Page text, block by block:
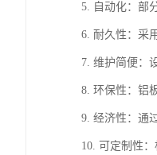
5. 自动化：部
6. 耐久性：采
7. 维护简便：
8. 环保性：铝
9. 经济性：通
10. 可定制性